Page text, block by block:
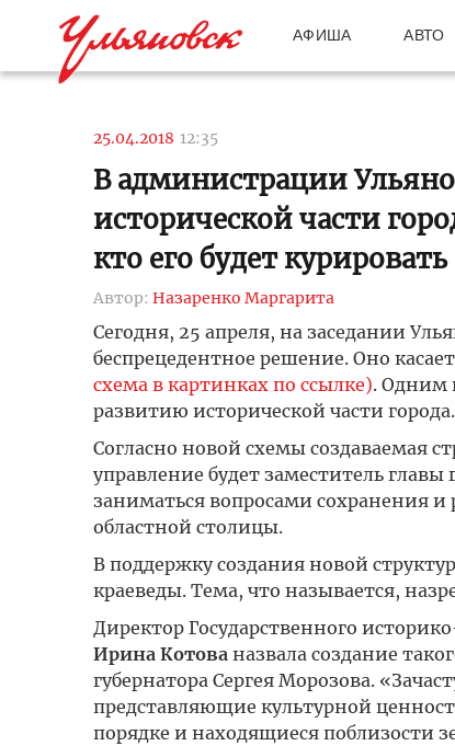
АФИША АВТО
25.04.2018 12:35
В администрации
исторической части
кто его будет курировать
Автор: Назаренко Маргарита
Сегодня, 25 апреля, на заседании
беспрецедентное решение. Оно
схема в картинках по ссылке). Одним
развитию исторической части города.
Согласно новой схемы создаваемая
управление будет заместитель
заниматься вопросами сохранения и
областной столицы.
В поддержку создания новой
краеведы. Тема, что называется,
Директор Государственного
Ирина Котованазвала создание
губернатора Сергея Морозова.
представляющие культурной
порядке и находящиеся поблизости